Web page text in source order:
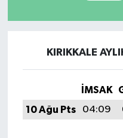
KIRIKKALE
İMSAK
10 Ağu Pts
04:09